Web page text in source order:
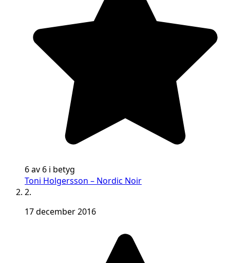
6 av 6 i betyg
Toni Holgersson – Nordic Noir
2.
17 december 2016